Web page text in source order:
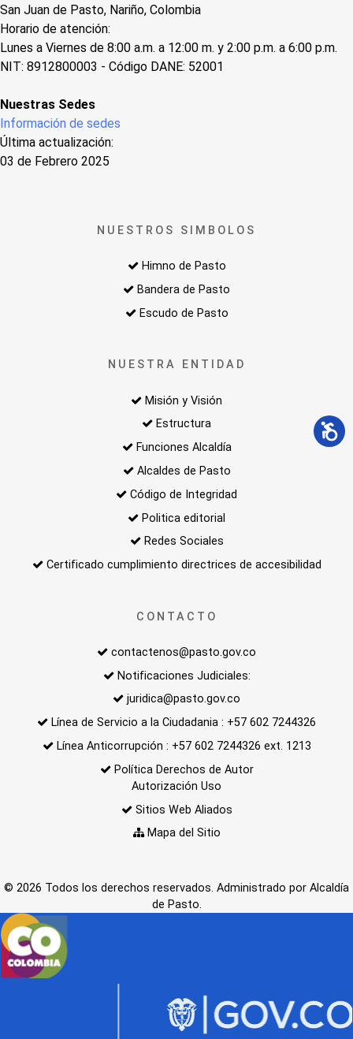
San Juan de Pasto, Nariño, Colombia
Horario de atención:
Lunes a Viernes de 8:00 a.m. a 12:00 m. y 2:00 p.m. a 6:00 p.m.
NIT: 8912800003 - Código DANE: 52001
Nuestras Sedes
Información de sedes
Última actualización:
03 de Febrero 2025
NUESTROS SIMBOLOS
Himno de Pasto
Bandera de Pasto
Escudo de Pasto
NUESTRA ENTIDAD
Misión y Visión
Estructura
Funciones Alcaldía
Alcaldes de Pasto
Código de Integridad
Politica editorial
Redes Sociales
Certificado cumplimiento directrices de accesibilidad
CONTACTO
contactenos@pasto.gov.co
Notificaciones Judiciales:
juridica@pasto.gov.co
Línea de Servicio a la Ciudadania : +57 602 7244326
Línea Anticorrupción : +57 602 7244326 ext. 1213
Política Derechos de Autor
Autorización Uso
Sitios Web Aliados
Mapa del Sitio
© 2026 Todos los derechos reservados. Administrado por Alcaldía
de Pasto.